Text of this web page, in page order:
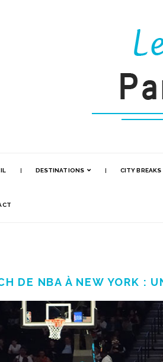
DESTINATIONS CITY BREAKS
DE NBA À NEW YORK :